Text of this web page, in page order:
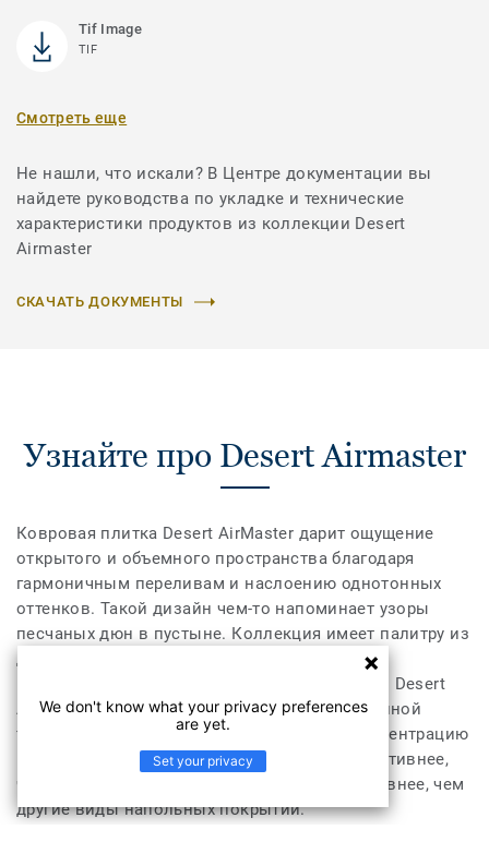
Tif Image
TIF
Смотреть еще
Не нашли, что искали? В Центре документации вы
найдете руководства по укладке и технические
характеристики продуктов из коллекции Desert
Airmaster
СКАЧАТЬ ДОКУМЕНТЫ
Узнайте про Desert Airmaster
Ковровая плитка Desert AirMaster дарит ощущение
открытого и объемного пространства благодаря
гармоничным переливам и наслоению однотонных
оттенков. Такой дизайн чем-то напоминает узоры
песчаных дюн в пустыне. Коллекция имеет палитру из
девяти нейтральных тонов – от теплого до
прохладного и от светлого до темного цвета. Desert
AirMaster обладает уникальной запатентованной
технологией AirMaster, которая снижает концентрацию
мелкой пыли в воздухе в четыре раза эффективнее,
чем обычные ковры и в восемь раз эффективнее, чем
другие виды напольных покрытий.
We don't know what your privacy preferences
are yet.
Set your privacy